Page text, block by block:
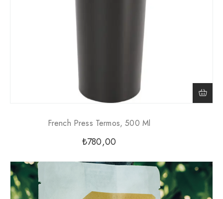
French Press Termos, 500 Ml
₺780,00